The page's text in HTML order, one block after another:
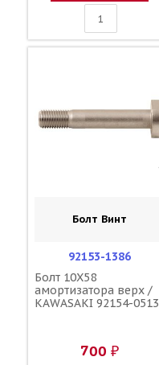
Болт Винт
92153-1386
Болт 10X58
амортизатора верх /
KAWASAKI 92154-0513
700 ₽